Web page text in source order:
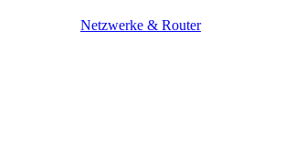
Netzwerke & Router